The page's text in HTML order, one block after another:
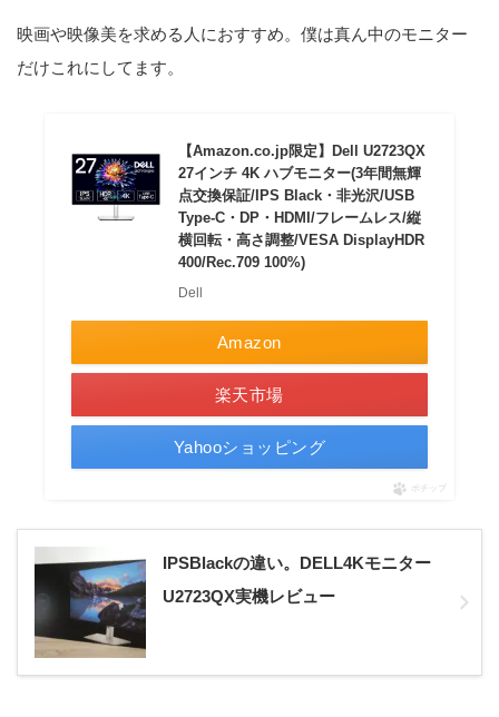
映画や映像美を求める人におすすめ。僕は真ん中のモニター
だけこれにしてます。
【Amazon.co.jp限定】Dell U2723QX
27インチ 4K ハブモニター(3年間無輝
点交換保証/IPS Black・非光沢/USB
Type-C・DP・HDMI/フレームレス/縦
横回転・高さ調整/VESA DisplayHDR
400/Rec.709 100%)
Dell
Amazon
楽天市場
Yahooショッピング
ポチップ
IPSBlackの違い。DELL4Kモニター
U2723QX実機レビュー